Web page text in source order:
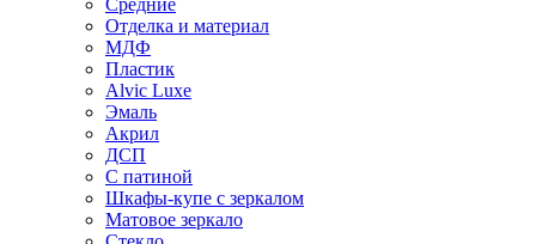
Средние
Отделка и материал
МДФ
Пластик
Alvic Luxe
Эмаль
Акрил
ДСП
С патиной
Шкафы-купе с зеркалом
Матовое зеркало